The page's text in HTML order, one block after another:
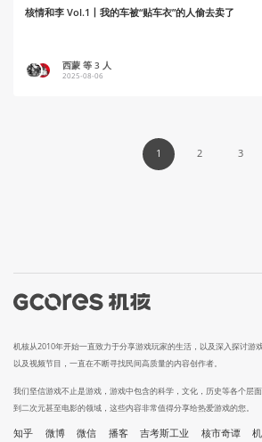
核情和李 Vol.1丨我的车被“贴车衣”的人偷去卖了
西蒙 等 3 人
2025-08-06
1 2 3
机核从2010年开始一直致力于分享游戏玩家的生活，以及深入探讨游
以及视频节目，一直在不断寻找民间高质量的内容创作者。
我们坚信游戏不止是游戏，游戏中包含的科学，文化，历史等各个层
到二次元甚至电影的领域，这些内容非常值得分享给热爱游戏的您。
知乎 微博 微信 播客 吉考斯工业 核市奇谭